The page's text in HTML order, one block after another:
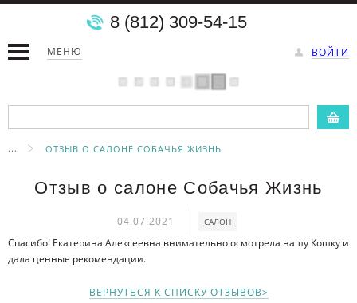
МЕНЮ ВОЙТИ
8 (812) 309-54-15
... ОТЗЫВ О САЛОНЕ СОБАЧЬЯ ЖИЗНЬ
Отзыв о салоне Собачья Жизнь
04.07.2021 САЛОН
Спасибо! Екатерина Алексеевна внимательно осмотрела нашу Кошку и
дала ценные рекомендации.
ВЕРНУТЬСЯ К СПИСКУ ОТЗЫВОВ